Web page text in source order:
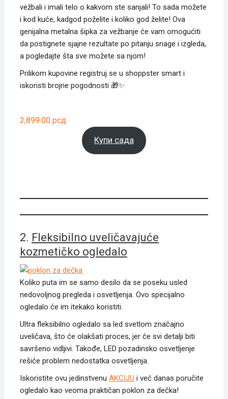
vežbali i imali telo o kakvom ste sanjali! To sada možete
i kod kuće, kadgod poželite i koliko god želite! Ova
genijalna metalna šipka za vežbanje će vam omogućiti
da postignete sjajne rezultate po pitanju snage i izgleda,
a pogledajte šta sve možete sa njom!
Prilikom kupovine registruj se u shoppster smart i
iskoristi brojne pogodnosti 🎁✨
2,899.00 рсд
Купи сада
2. Fleksibilno uveličavajuće
kozmetičko ogledalo
Koliko puta im se samo desilo da se poseku usled
nedovoljnog pregleda i osvetljenja. Ovo specijalno
ogledalo će im itekako koristiti.
Ultra fleksibilno ogledalo sa led svetlom značajno
uveličava, što će olakšati proces, jer će svi detalji biti
savršeno vidljivi. Takođe, LED pozadinsko osvetljenje
rešiće problem nedostatka osvetljenja.
Iskoristite ovu jedinstvenu AKCIJU i već danas poručite
ogledalo kao veoma praktičan poklon za dečka!